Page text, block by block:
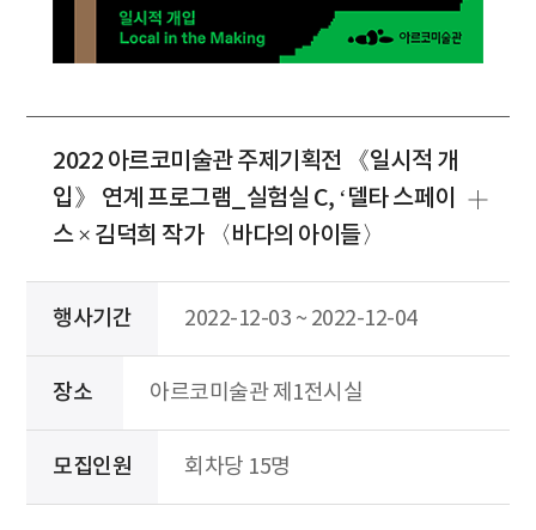
2022 아르코미술관 주제기획전 《일시적 개
입》 연계 프로그램_실험실 C, ‘델타 스페이
스 × 김덕희 작가 〈바다의 아이들〉
행사기간 2022-12-03 ~ 2022-12-04
장소 아르코미술관 제1전시실
모집인원 회차당 15명